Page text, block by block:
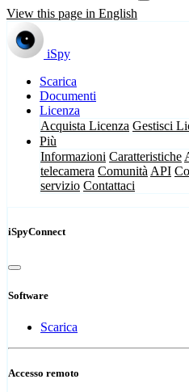
View this page in English
iSpy
Scarica
Documenti
Licenza
Acquista Licenza Gestisci
Più
Informazioni Caratteristiche
telecamera Comunità API
servizio Contattaci
iSpyConnect
Software
Scarica
Accesso remoto